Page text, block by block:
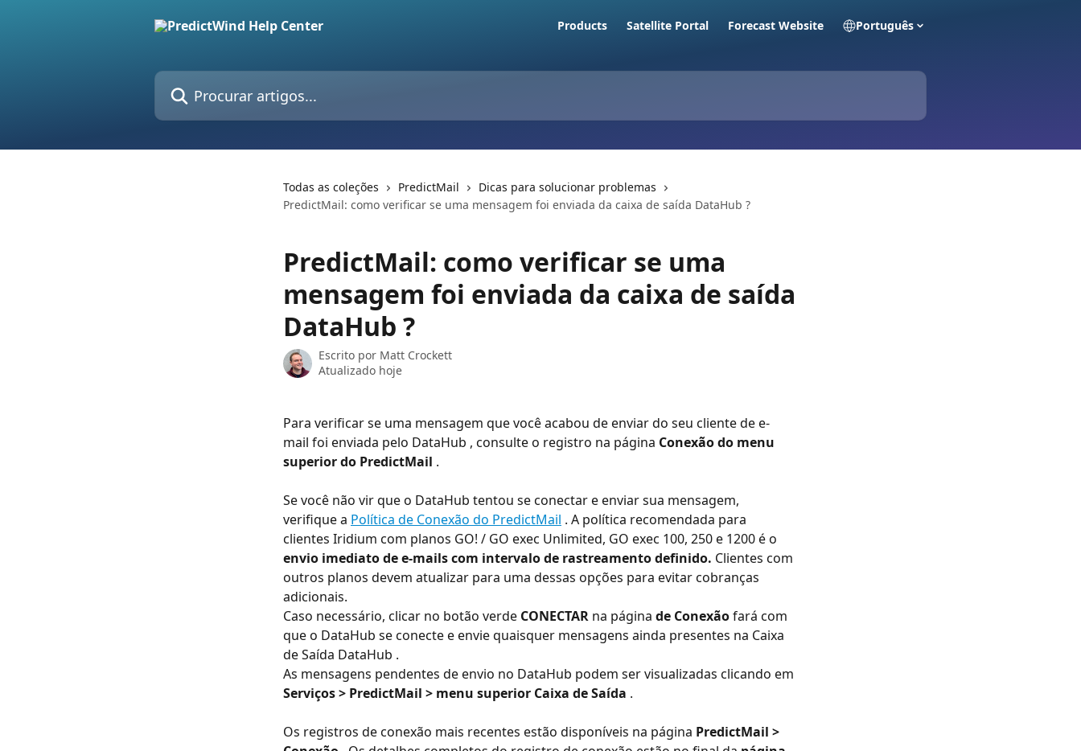
Products Satellite Portal Forecast Website Português
Procurar artigos...
Todas as coleções PredictMail
Dicas para solucionar problemas
PredictMail: como verificar se uma mensagem foi enviada da caixa de saída DataHub ?
PredictMail: como verificar se uma
mensagem foi enviada da caixa de saída
DataHub ?
Escrito por Matt Crockett
Atualizado hoje
Para verificar se uma mensagem que você acabou de enviar do seu cliente de e-
mail foi enviada pelo DataHub , consulte o registro na página Conexão do menu
superior do PredictMail .
Se você não vir que o DataHub tentou se conectar e enviar sua mensagem,
verifique a Política de Conexão do PredictMail . A política recomendada para
clientes Iridium com planos GO! / GO exec Unlimited, GO exec 100, 250 e 1200 é o
envio imediato de e-mails com intervalo de rastreamento definido. Clientes com
outros planos devem atualizar para uma dessas opções para evitar cobranças
adicionais.
Caso necessário, clicar no botão verde CONECTAR na página de Conexão fará com
que o DataHub se conecte e envie quaisquer mensagens ainda presentes na Caixa
de Saída DataHub .
As mensagens pendentes de envio no DataHub podem ser visualizadas clicando em
Serviços > PredictMail > menu superior Caixa de Saída .
Os registros de conexão mais recentes estão disponíveis na página PredictMail >